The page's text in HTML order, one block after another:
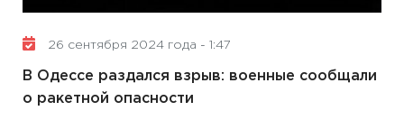
26 сентября 2024 года - 1:47
В Одессе раздался взрыв: военные сообщали
о ракетной опасности